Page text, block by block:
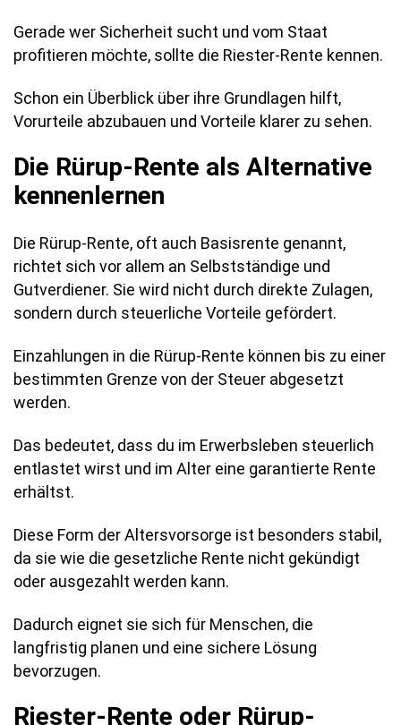
Gerade wer Sicherheit sucht und vom Staat
profitieren möchte, sollte die Riester-Rente kennen.
Schon ein Überblick über ihre Grundlagen hilft,
Vorurteile abzubauen und Vorteile klarer zu sehen.
Die Rürup-Rente als Alternative
kennenlernen
Die Rürup-Rente, oft auch Basisrente genannt,
richtet sich vor allem an Selbstständige und
Gutverdiener. Sie wird nicht durch direkte Zulagen,
sondern durch steuerliche Vorteile gefördert.
Einzahlungen in die Rürup-Rente können bis zu einer
bestimmten Grenze von der Steuer abgesetzt
werden.
Das bedeutet, dass du im Erwerbsleben steuerlich
entlastet wirst und im Alter eine garantierte Rente
erhältst.
Diese Form der Altersvorsorge ist besonders stabil,
da sie wie die gesetzliche Rente nicht gekündigt
oder ausgezahlt werden kann.
Dadurch eignet sie sich für Menschen, die
langfristig planen und eine sichere Lösung
bevorzugen.
Riester-Rente oder Rürup-